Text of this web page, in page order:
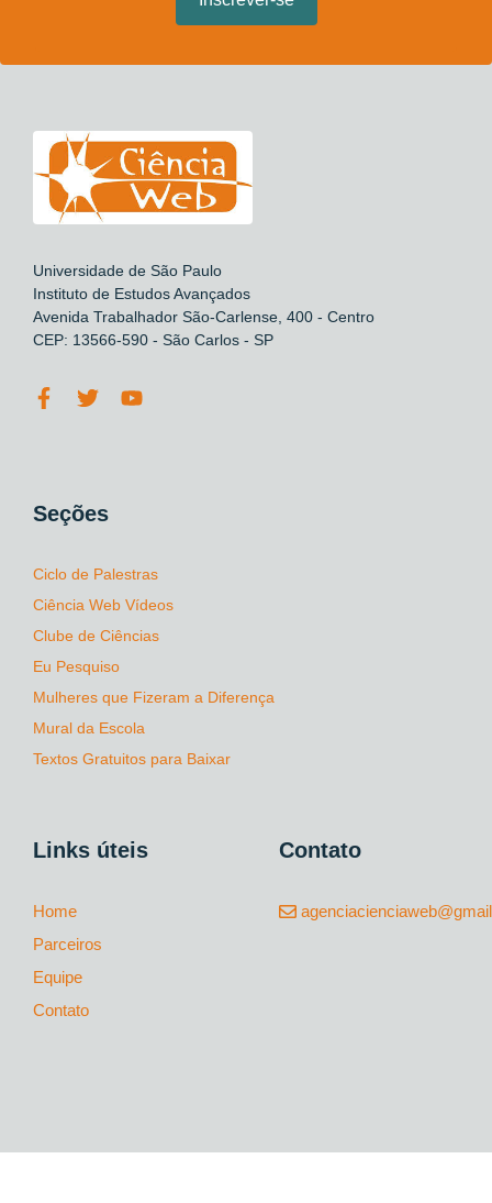
Universidade de São Paulo
Instituto de Estudos Avançados
Avenida Trabalhador São-Carlense, 400 - Centro
CEP: 13566-590 - São Carlos - SP
Seções
Ciclo de Palestras
Ciência Web Vídeos
Clube de Ciências
Eu Pesquiso
Mulheres que Fizeram a Diferença
Mural da Escola
Textos Gratuitos para Baixar
Links úteis
Home
Parceiros
Equipe
Contato
Contato